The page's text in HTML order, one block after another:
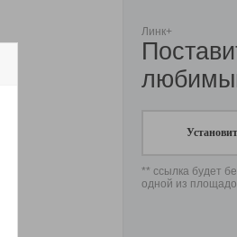
Линк+
** ссылка будет
одной из